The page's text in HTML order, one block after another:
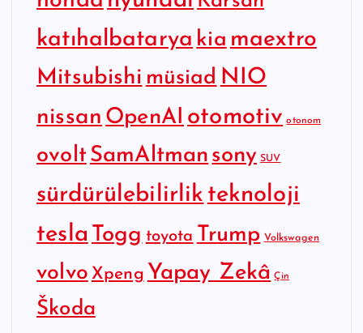
katıhalbatarya kia maextro
Mitsubishi müsiad NIO
nissan OpenAI otomotiv otonom
ovoltSamAltman sony SUV
sürdürülebilirlik teknoloji
tesla Togg toyota Trump Volkswagen
volvo Xpeng Yapay Zekâ Çin
Škoda